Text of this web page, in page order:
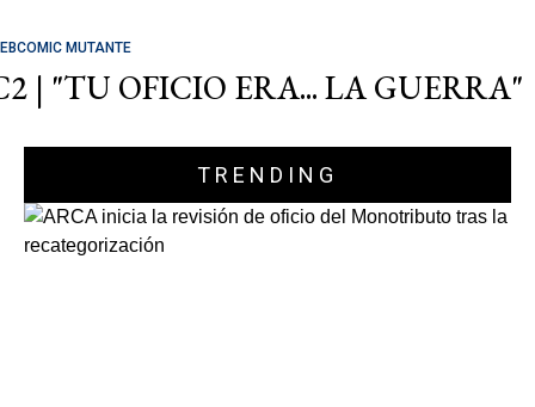
MUTANTE
| "TU OFICIO ERA... LA GUERRA"
TRENDING